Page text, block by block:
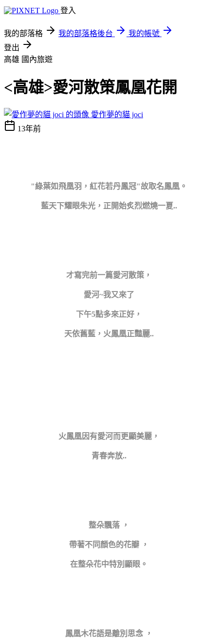
登入
我的部落格 我的部落格後台
我的帳號
登出
高雄 國內旅遊
<高雄>愛河散策鳳凰花開
愛作夢的貓 joci
13年前
"綠葉如飛凰羽，紅花若丹鳳冠"故取名鳳凰。
藍天下耀眼朱光，正開始炙烈燃燒一夏..
才寫完前一篇愛河散策，
愛河~我又來了
下午5點多來正好，
天依舊藍，火鳳凰正豔麗..
火鳳凰因有愛河而更顯美麗，
青春奔放..
整朵飄落 ，
帶著不同顏色的花瓣 ，
在整朵花中特別顯眼。
鳳凰木花語是離別思念 ，